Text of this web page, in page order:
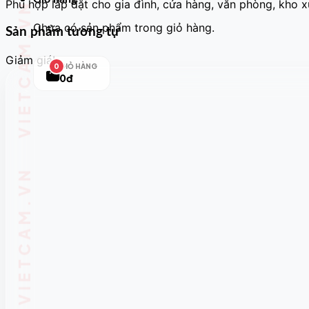
Chưa có sản phẩm trong giỏ hàng.
0 GIỎ HÀNG
0đ
Phù hợp lắp đặt cho gia đình, cửa hàng, văn phòng, kho
Sản phẩm tương tự
Giảm giá!